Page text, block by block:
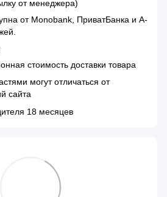
от менеджера)
от Monobank, ПриватБанка и А-
стоимость доставки товара
могут отличаться от
сайта
18 месяцев